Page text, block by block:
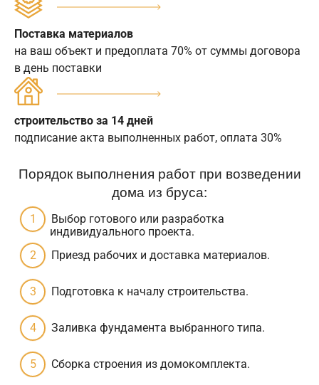
Поставка материалов
на ваш объект и предоплата 70% от суммы договора
в день поставки
строительство за 14 дней
подписание акта выполненных работ, оплата 30%
Порядок выполнения работ при возведении
дома из бруса:
Выбор готового или разработка
индивидуального проекта.
Приезд рабочих и доставка материалов.
Подготовка к началу строительства.
Заливка фундамента выбранного типа.
Сборка строения из домокомплекта.